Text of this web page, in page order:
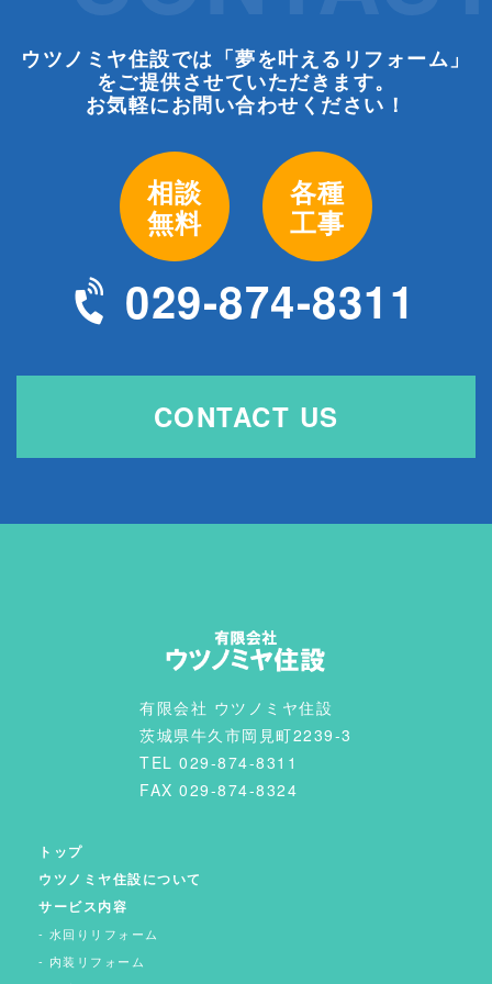
ウツノミヤ住設では「夢を叶えるリフォーム」
をご提供させていただきます。
お気軽にお問い合わせください！
相談
無料
各種
工事
029-874-8311
CONTACT US
有限会社 ウツノミヤ住設
茨城県牛久市岡見町2239-3
TEL 029-874-8311
FAX 029-874-8324
トップ
ウツノミヤ住設について
サービス内容
水回りリフォーム
内装リフォーム